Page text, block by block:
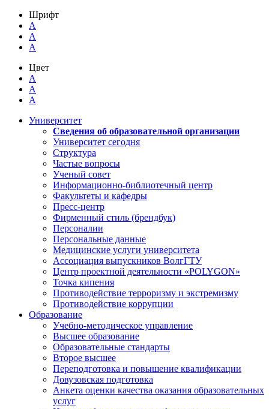
Шрифт
A
A
A
Цвет
A
A
A
Университет
Сведения об образовательной организации
Университет сегодня
Структура
Частые вопросы
Ученый совет
Информационно-библиотечный центр
Факультеты и кафедры
Пресс-центр
Фирменный стиль (брендбук)
Персоналии
Персональные данные
Медицинские услуги университета
Ассоциация выпускников ВолгГТУ
Центр проектной деятельности «POLYGON»
Точка кипения
Противодействие терроризму и экстремизму
Противодействие коррупции
Образование
Учебно-методическое управление
Высшее образование
Образовательные стандарты
Второе высшее
Переподготовка и повышение квалификации
Довузовская подготовка
Анкета оценки качества оказания образовательных
услуг